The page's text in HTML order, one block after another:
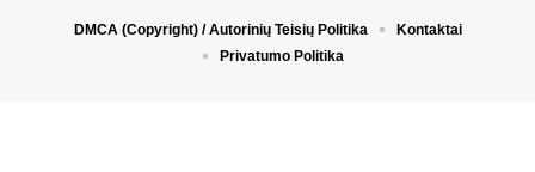
DMCA (Copyright) / Autorinių Teisių Politika
Kontaktai
Privatumo Politika